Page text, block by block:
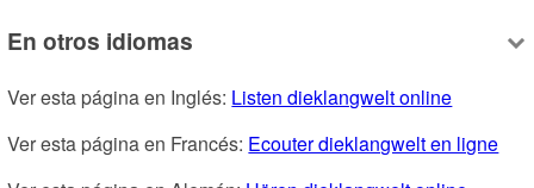
En otros idiomas
Ver esta página en Inglés: Listen dieklangwelt online
Ver esta página en Francés: Ecouter dieklangwelt en ligne